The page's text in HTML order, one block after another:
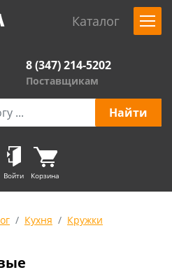
Каталог
8 (347) 214-5202
Поставщикам
Войти Корзина
Кухня
Кружки